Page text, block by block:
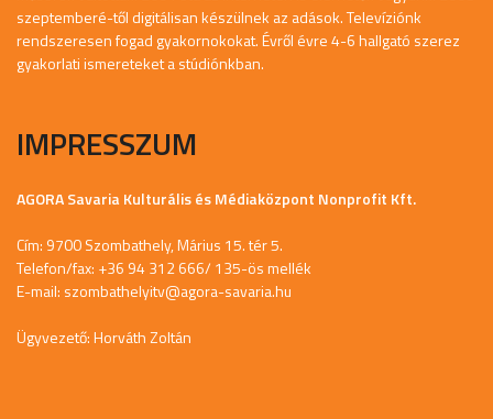
szeptemberé-től digitálisan készülnek az adások. Televíziónk
rendszeresen fogad gyakornokokat. Évről évre 4-6 hallgató szerez
gyakorlati ismereteket a stúdiónkban.
IMPRESSZUM
AGORA Savaria Kulturális és Médiaközpont Nonprofit Kft.
Cím: 9700 Szombathely, Márius 15. tér 5.
Telefon/fax: +36 94 312 666/ 135-ös mellék
E-mail: szombathelyitv@agora-savaria.hu
Ügyvezető: Horváth Zoltán